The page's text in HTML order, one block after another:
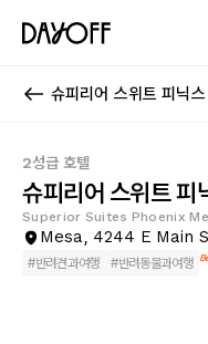
슈피리어 스위트 피닉
2성급 호텔
슈피리어 스위트 피
Superior Suites Phoenix
Mesa, 4244 E Main
#반려견과여행 #반려동물과여행